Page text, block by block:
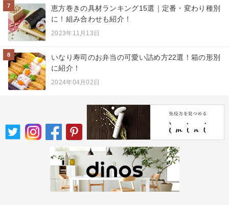
7
恵方巻きの具材ランキング15選｜定番・変わり種別
に！組み合わせも紹介！
2023年11月13日
8
いなり寿司のお弁当の可愛い詰め方22選！箱の形別
に紹介！
2024年04月02日